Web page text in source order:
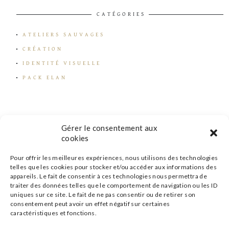
Gérer le consentement aux
cookies
Pour offrir les meilleures expériences, nous utilisons des technologies
telles que les cookies pour stocker et/ou accéder aux informations des
appareils. Le fait de consentir à ces technologies nous permettra de
traiter des données telles que le comportement de navigation ou les ID
uniques sur ce site. Le fait de ne pas consentir ou de retirer son
consentement peut avoir un effet négatif sur certaines
caractéristiques et fonctions.
CATÉGORIES
ATELIERS SAUVAGES
CRÉATION
IDENTITÉ VISUELLE
PACK ELAN